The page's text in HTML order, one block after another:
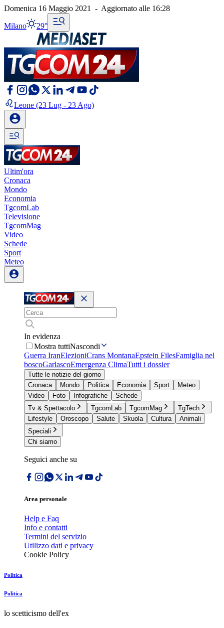
Domenica 16 Maggio 2021 - Aggiornato alle 16:28
Milano 29°
Leone (23 Lug - 23 Ago)
Ultim'ora
Cronaca
Mondo
Economia
TgcomLab
Televisione
TgcomMag
Video
Schede
Sport
Meteo
In evidenza
Mostra tuttiNascondi
Guerra IranElezioniCrans MontanaEpstein FilesFamiglia nel
boscoGarlascoEmergenza ClimaTutti i dossier
Tutte le notizie del giorno
Cronaca
Mondo Politica Economia Sport
Meteo
Video
Foto Infografiche
Schede
Tv & Spettacolo
TgcomLab TgcomMag
TgTech
Lifestyle
Oroscopo Salute Skuola Cultura
Animali
Speciali
Chi siamo
Seguici anche su
Area personale
Help e Faq
Info e contatti
Termini del servizio
Utilizzo dati e privacy
Cookie Policy
Politica
Politica
lo scetticismo dell'ex